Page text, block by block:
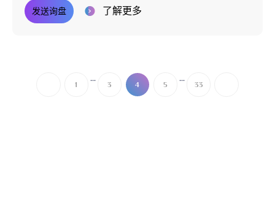
发送询盘 了解更多
1
...
3 4 5
...
33